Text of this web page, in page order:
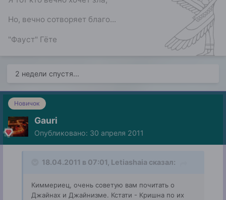
Но, вечно сотворяет благо...
"Фауст" Гёте
2 недели спустя...
Новичок
Gauri
Опубликовано: 30 апреля 2011
18.04.2011 в 07:01, Letiashaia сказал:
Киммериец, очень советую вам почитать о
Джайнах и Джайнизме. Кстати - Кришна по их